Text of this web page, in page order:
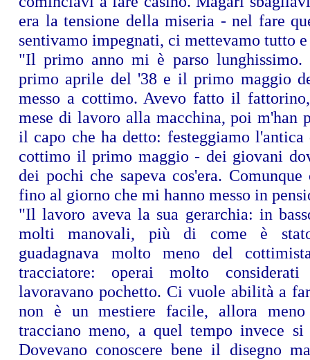
era la tensione della miseria - nel fare
sentivamo impegnati, ci mettevamo tutto
"Il primo anno mi è parso lunghissimo.
primo aprile del '38 e il primo maggio
messo a cottimo. Avevo fatto il
mese di lavoro alla macchina, poi m'han
il capo che ha detto: festeggiamo
cottimo il primo maggio - dei giovani
dei pochi che sapeva cos'era.
fino al giorno che mi hanno messo in
"Il lavoro aveva la sua gerarchia: in
molti manovali, più di come è
guadagnava molto meno del
tracciatore: operai molto considerati
lavoravano pochetto. Ci vuole abilità a
non è un mestiere facile, allora
tracciano meno, a quel tempo invece
Dovevano conoscere bene il disegno